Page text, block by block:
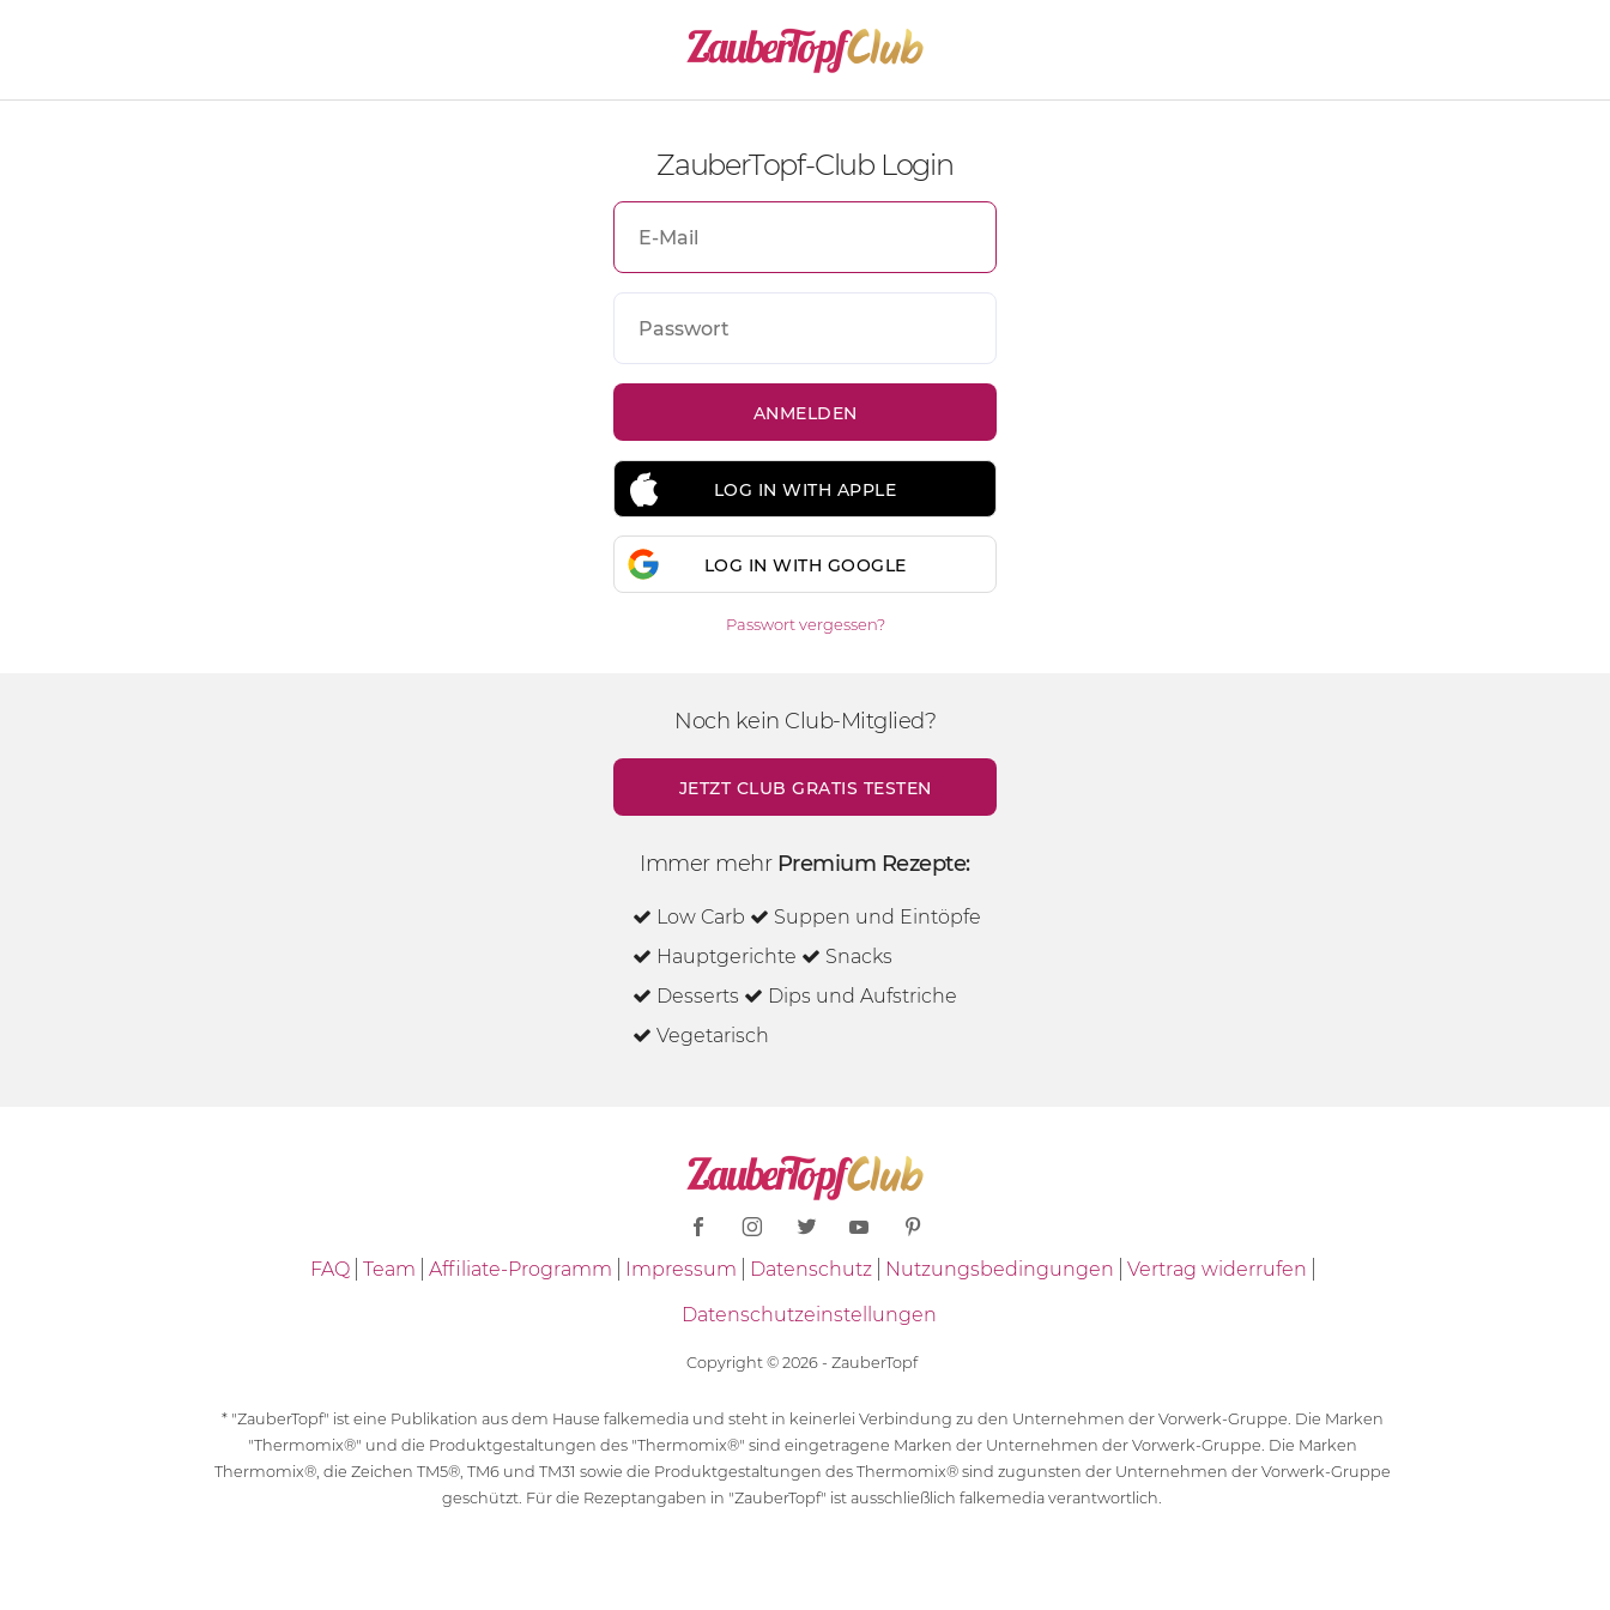
ZauberTopf-Club Login
LOG IN WITH APPLE
LOG IN WITH GOOGLE
Passwort vergessen?
Noch kein Club-Mitglied?
JETZT CLUB GRATIS TESTEN
Immer mehr Premium Rezepte:
Low Carb
Suppen und Eintöpfe
Hauptgerichte
Snacks
Desserts
Dips und Aufstriche
Vegetarisch
FAQ Team Affiliate-Programm Impressum Datenschutz Nutzungsbedingungen
Vertrag widerrufen
Datenschutzeinstellungen
Copyright © 2026 - ZauberTopf
* "ZauberTopf" ist eine Publikation aus dem Hause falkemedia und steht in keinerlei Verbindung zu den Unternehmen der Vorwerk-Gruppe. Die Marken
"Thermomix®" und die Produktgestaltungen des "Thermomix®" sind eingetragene Marken der Unternehmen der Vorwerk-Gruppe. Die Marken
Thermomix®, die Zeichen TM5®, TM6 und TM31 sowie die Produktgestaltungen des Thermomix® sind zugunsten der Unternehmen der Vorwerk-Gruppe
geschützt. Für die Rezeptangaben in "ZauberTopf" ist ausschließlich falkemedia verantwortlich.